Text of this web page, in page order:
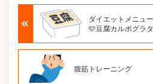
ダイエットメニュ
🩷豆腐カルボグラ
腹筋トレーニング